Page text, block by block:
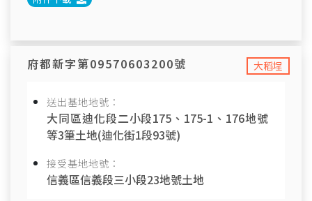
大稻埕
府都新字第09570603200號
送出基地地號：
大同區迪化段二小段175、175-1、176地號
等3筆土地(迪化街1段93號)
接受基地地號：
信義區信義段三小段23地號土地